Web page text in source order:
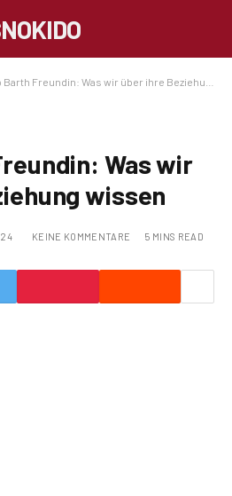
Freundin: Was wir über ihre Beziehung wissen
Was wir
wissen
KEINE KOMMENTARE 5 MINS READ